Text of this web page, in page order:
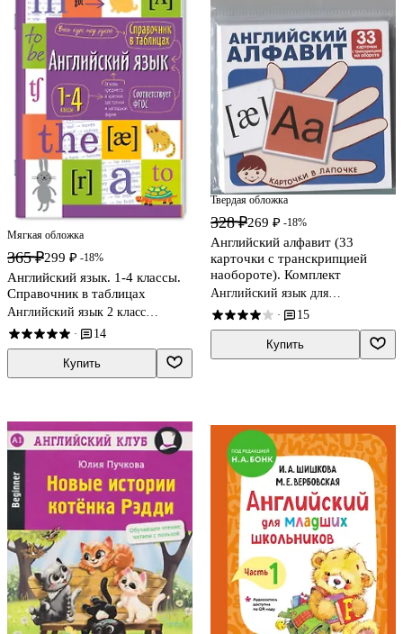
Мягкая обложка
365 ₽299 ₽ -18%
Английский язык. 1-4 классы.
Справочник в таблицах
Английский язык 2 класс
учебные пособия
· 14
Купить
Твердая обложка
328 ₽269 ₽ -18%
Английский алфавит (33
карточки с транскрипцией
наобороте). Комплект
Английский язык для
дошкольников
· 15
Купить